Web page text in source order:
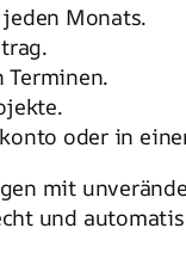
Monats.
oder in
mit
und